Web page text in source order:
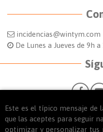
incidencias@wintym.com
De Lunes a Jueves de 9h
Este es el típico mensaje de
que las aceptes para seguir
optimizar y personalizar tus